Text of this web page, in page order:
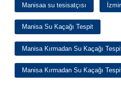
Manisaa su tesisatçısı
Manisa Su Kaçağı Tespit
Manisa Kırmadan Su Kaçağı
Manisa Kırmadan Su Kaçağı